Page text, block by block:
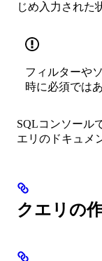
じめ入力された
フィルターや
時に必須では
SQLコンソール
エリのドキュメ
クエリの